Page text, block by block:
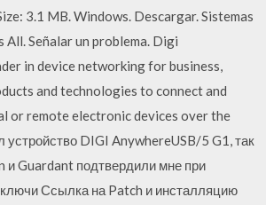
3.1 MB. Windows. Descargar. Sistemas
Señalar un problema. Digi
in device networking for business,
and technologies to connect and
or remote electronic devices over the
DIGI AnywhereUSB/5 G1, так
и Guardant подтвердили мне при
ключи Ссылка на Patch и инсталляцию